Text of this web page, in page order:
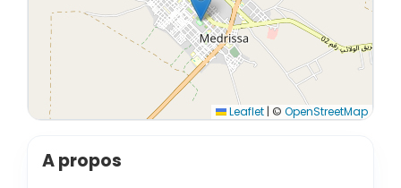
Leaflet | © OpenStreetMap
A propos